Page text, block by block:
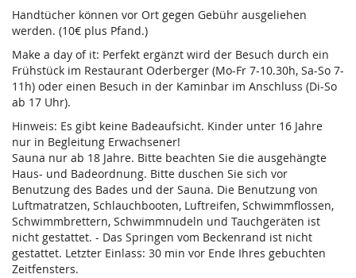
Handtücher können vor Ort gegen Gebühr ausgeliehen
werden. (10€ plus Pfand.)
Make a day of it: Perfekt ergänzt wird der Besuch durch ein
Frühstück im Restaurant Oderberger (Mo-Fr 7-10.30h, Sa-So 7-
11h) oder einen Besuch in der Kaminbar im Anschluss (Di-So
ab 17 Uhr).
Hinweis: Es gibt keine Badeaufsicht. Kinder unter 16 Jahre
nur in Begleitung Erwachsener!
Sauna nur ab 18 Jahre. Bitte beachten Sie die ausgehängte
Haus- und Badeordnung. Bitte duschen Sie sich vor
Benutzung des Bades und der Sauna. Die Benutzung von
Luftmatratzen, Schlauchbooten, Luftreifen, Schwimmflossen,
Schwimmbrettern, Schwimmnudeln und Tauchgeräten ist
nicht gestattet. - Das Springen vom Beckenrand ist nicht
gestattet. Letzter Einlass: 30 min vor Ende Ihres gebuchten
Zeitfensters.